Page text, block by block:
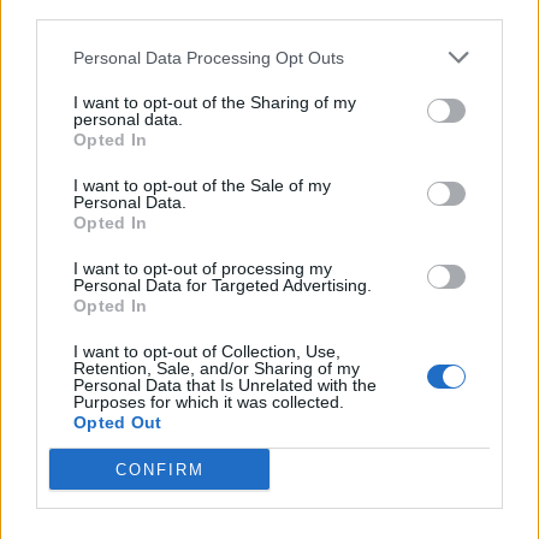
Personal Data Processing Opt Outs
I want to opt-out of the Sharing of my
personal data.
Opted In
I want to opt-out of the Sale of my
Personal Data.
Opted In
I want to opt-out of processing my
Personal Data for Targeted Advertising.
Opted In
I want to opt-out of Collection, Use,
Retention, Sale, and/or Sharing of my
Personal Data that Is Unrelated with the
Purposes for which it was collected.
Opted Out
CONFIRM
filiera, perché solo così possiamo garantire un prodotto
responsabilità. La produzione è un punto
fondamentale del nostro futuro, perché sarà l’area più
a noi serve poterla gestire bene e poter lavorare
agilmente su tutti i canali. Per la terza, basti dire che
abbiamo organizzato una giornata di porte aperte con
numerose iniziative dedicate all’Intelligenza Artificiale.
mostrando benefici tangibili e applicazioni pratiche,
soprattutto per eliminare attività a basso valore e
migliorare l’efficienza quotidiana. Questo è un
passaggio fondamentale: vogliamo che tutte le
persone sviluppino le competenze necessarie per
utilizzare l’intelligenza artificiale e che la adottino in